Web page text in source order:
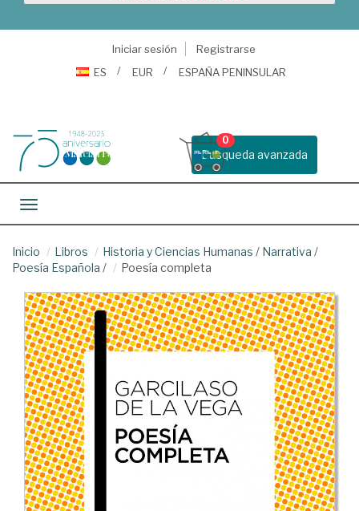
Iniciar sesión
Registrarse
ES
EUR ESPAÑA PENINSULAR
Busqueda avanzada
0
Toggle navigation
Inicio Libros Historia y Ciencias Humanas / Narrativa /
Poesía Española / Poesía completa